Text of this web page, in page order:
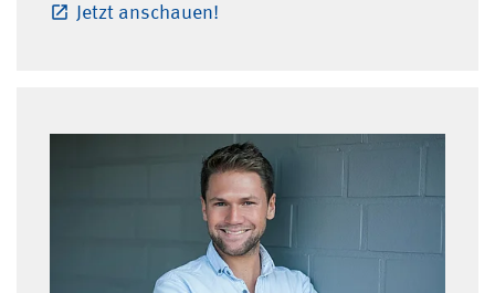
Jetzt anschauen!